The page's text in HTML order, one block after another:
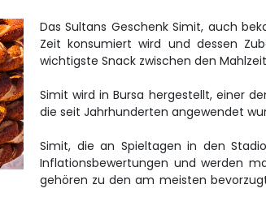
Das Sultans Geschenk Simit, auch
Zeit konsumiert wird und dessen
wichtigste Snack zwischen den
Simit wird in Bursa hergestellt, einer
die seit Jahrhunderten angewendet
Simit, die an Spieltagen in den
Inflationsbewertungen und werden
gehören zu den am meisten